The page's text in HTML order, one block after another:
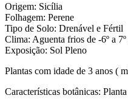
Origem: Sicília
Folhagem: Perene
Tipo de Solo: Drenável e Fértil
Clima: Aguenta frios de -6º a 7º
Exposição: Sol Pleno
Plantas com idade de 3 anos (
Características botânicas: